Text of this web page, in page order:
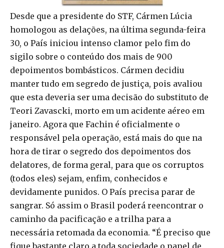
Desde que a presidente do STF, Cármen Lúcia
homologou as delações, na última segunda-feira
30, o País iniciou intenso clamor pelo fim do
sigilo sobre o conteúdo dos mais de 900
depoimentos bombásticos. Cármen decidiu
manter tudo em segredo de justiça, pois avaliou
que esta deveria ser uma decisão do substituto de
Teori Zavascki, morto em um acidente aéreo em
janeiro. Agora que Fachin é oficialmente o
responsável pela operação, está mais do que na
hora de tirar o segredo dos depoimentos dos
delatores, de forma geral, para que os corruptos
(todos eles) sejam, enfim, conhecidos e
devidamente punidos. O País precisa parar de
sangrar. Só assim o Brasil poderá reencontrar o
caminho da pacificação e a trilha para a
necessária retomada da economia. “É preciso que